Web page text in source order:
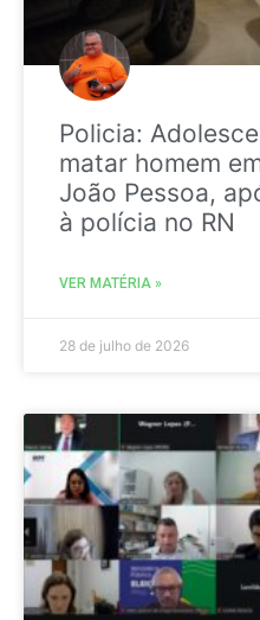
Policia:
matar homem
João Pessoa,
à polícia no RN
VER MATÉRIA »
28 de julho de 2026